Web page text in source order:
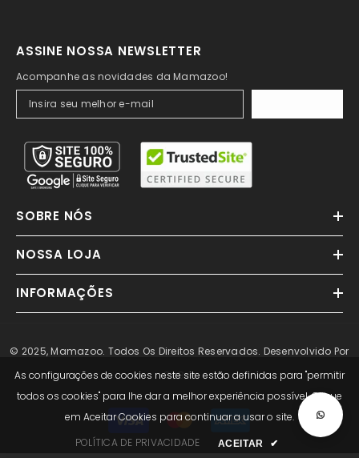
ASSINE NOSSA NEWSLETTER
Acompanhe as novidades da Mamazoo!
SOBRE NÓS
NOSSA LOJA
INFORMAÇÕES
© 2025, Mamazoo. Todos Os Direitos Reservados. Desenvolvido Por
GoBee
Métodos
Pagamento
As configurações de cookies neste site estão definidas para "permitir
todos os cookies" para lhe dar a melhor experiência possível. Clique
em Aceitar Cookies para continuar a usar o site.
POLÍTICA DE PRIVACIDADE
ACEITAR ✔